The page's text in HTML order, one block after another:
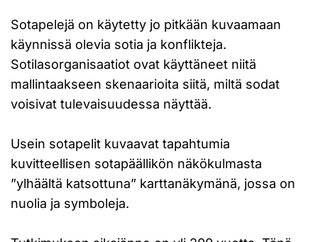
Sotapelejä on käytetty jo pitkään kuvaamaan
käynnissä olevia sotia ja konflikteja.
Sotilasorganisaatiot ovat käyttäneet niitä
mallintaakseen skenaarioita siitä, miltä sodat
voisivat tulevaisuudessa näyttää.
Usein sotapelit kuvaavat tapahtumia
kuvitteellisen sotapäällikön näkökulmasta
”ylhäältä katsottuna” karttanäkymänä, jossa on
nuolia ja symboleja.